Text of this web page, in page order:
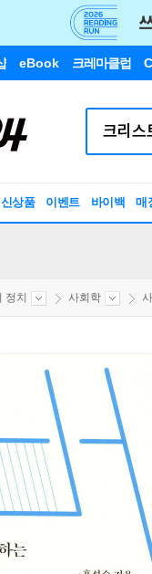
eBook 크레마클럽
신상품 이벤트 바이백 매
정치 사회학